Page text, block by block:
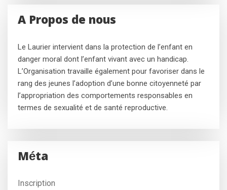
A Propos de nous
Le Laurier intervient dans la protection de l’enfant en
danger moral dont l’enfant vivant avec un handicap.
L’Organisation travaille également pour favoriser dans le
rang des jeunes l’adoption d’une bonne citoyenneté par
l’appropriation des comportements responsables en
termes de sexualité et de santé reproductive.
Méta
Inscription